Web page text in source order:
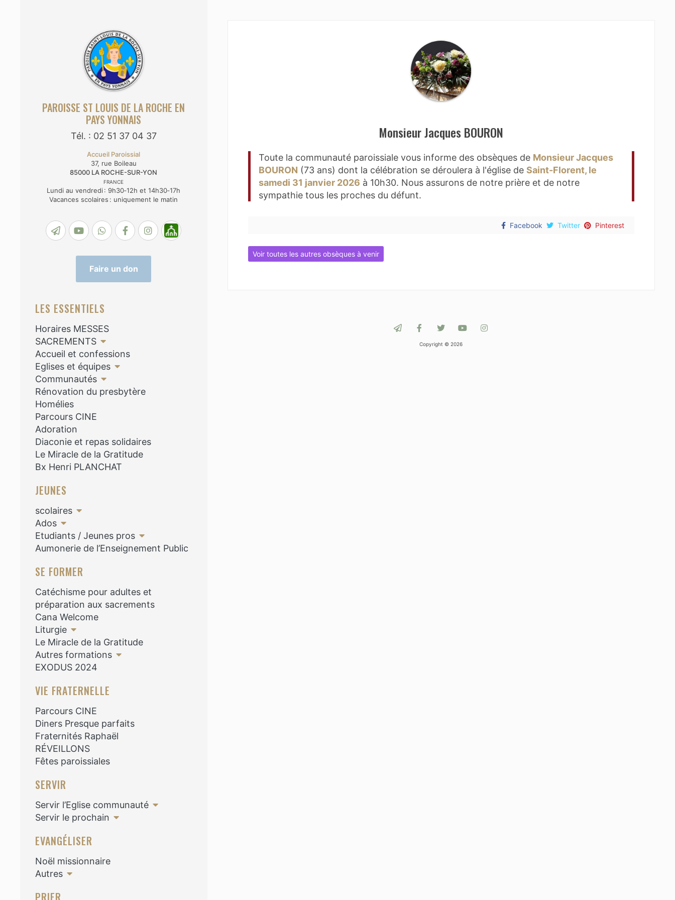
PAROISSE ST LOUIS DE LA ROCHE EN
PAYS YONNAIS
Tél. : 02 51 37 04 37
Accueil Paroissial
37, rue Boileau
85000 LA ROCHE-SUR-YON
FRANCE
Lundi au vendredi : 9h30‑12h et 14h30‑17h
Vacances scolaires : uniquement le matin
Faire un don
LES ESSENTIELS
Horaires MESSES
SACREMENTS
Accueil et confessions
Eglises et équipes
Communautés
Rénovation du presbytère
Homélies
Parcours CINE
Adoration
Diaconie et repas solidaires
Le Miracle de la Gratitude
Bx Henri PLANCHAT
JEUNES
scolaires
Ados
Etudiants / Jeunes pros
Aumonerie de l’Enseignement Public
SE FORMER
Catéchisme pour adultes et
préparation aux sacrements
Cana Welcome
Liturgie
Le Miracle de la Gratitude
Autres formations
EXODUS 2024
VIE FRATERNELLE
Parcours CINE
Diners Presque parfaits
Fraternités Raphaël
RÉVEILLONS
Fêtes paroissiales
SERVIR
Servir l’Eglise communauté
Servir le prochain
EVANGÉLISER
Noël missionnaire
Autres
Monsieur Jacques BOURON
Toute la communauté paroissiale vous informe des obsèques de Monsieur Jacques
BOURON (73 ans) dont la célébration se déroulera à l'église de Saint-Florent, le
samedi 31 janvier 2026 à 10h30. Nous assurons de notre prière et de notre
sympathie tous les proches du défunt.
Facebook Twitter Pinterest
Voir toutes les autres obsèques à venir
Copyright © 2026